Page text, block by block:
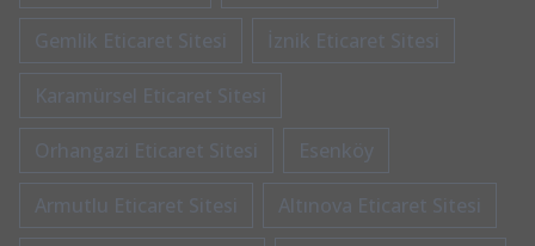
Gemlik Eticaret Sitesi İznik Eticaret Sitesi
Karamürsel Eticaret Sitesi
Orhangazi Eticaret Sitesi Esenköy
Armutlu Eticaret Sitesi Altınova Eticaret Sitesi